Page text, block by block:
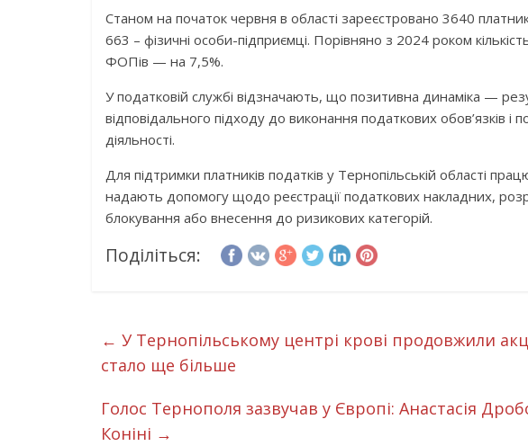
Станом на початок червня в області зареєстровано 3640
663 – фізичні особи-підприємці. Порівняно з 2024 роком
ФОПів — на 7,5%.
У податковій службі відзначають, що позитивна динаміка —
відповідального підходу до виконання податкових обов’язків і
діяльності.
Для підтримки платників податків у Тернопільській області
надають допомогу щодо реєстрації податкових накладних,
блокування або внесення до ризикових категорій.
Поділіться:
← У Тернопільському центрі крові продовжили
стало ще більше
Голос Тернополя зазвучав у Європі: Анастасія
Коніні →